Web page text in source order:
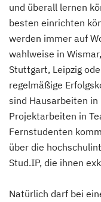
und überall lernen
besten einrichten
werden immer auf
wahlweise in
Stuttgart, Leipzig
regelmäßige
sind Hausarbeiten in
Projektarbeiten in
Fernstudenten
über die
Stud.IP, die ihnen
Natürlich darf bei